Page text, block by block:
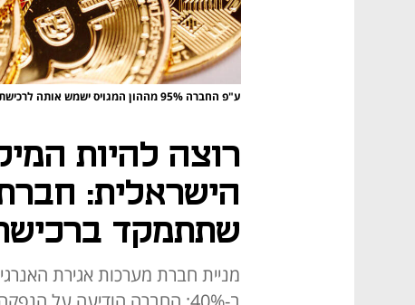
ע"פ החברה 95% מההון המגויס ישמש אותה לרכישת ביטקוין
רוצה להיות
הישראלית:
שתתמקד ברכישת
מניית חברת מערכות אגירת